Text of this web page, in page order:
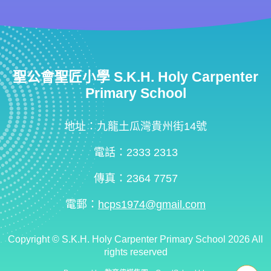
聖公會聖匠小學 S.K.H. Holy Carpenter
Primary School
地址：九龍土瓜灣貴州街14號
電話：2333 2313
傳真：2364 7757
電郵： hcps1974@gmail.com
Copyright © S.K.H. Holy Carpenter Primary School 2026 All
rights reserved